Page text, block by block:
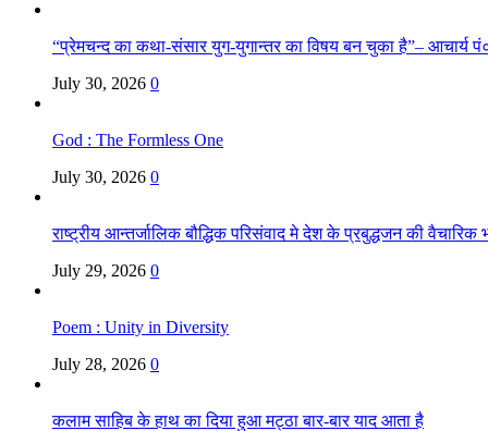
“प्रेमचन्द का कथा-संसार युग-युगान्तर का विषय बन चुका है”– आचार्य
July 30, 2026 0
God : The Formless One
July 30, 2026 0
राष्ट्रीय आन्तर्जालिक बौद्धिक परिसंवाद मे देश के प्रबुद्धजन की वैचारिक
July 29, 2026 0
Poem : Unity in Diversity
July 28, 2026 0
कलाम साहिब के हाथ का दिया हुआ मट्ठा बार-बार याद आता है